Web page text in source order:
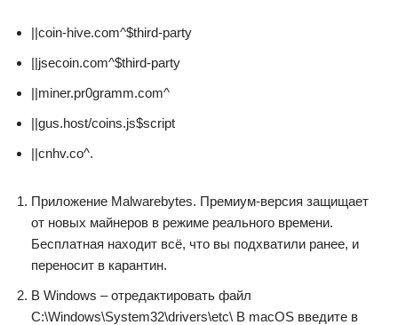
||coin-hive.com^$third-party
||jsecoin.com^$third-party
||miner.pr0gramm.com^
||gus.host/coins.js$script
||cnhv.co^.
Приложение Malwarebytes. Премиум-версия защищает
от новых майнеров в режиме реального времени.
Бесплатная находит всё, что вы подхватили ранее, и
переносит в карантин.
В Windows – отредактировать файл
C:\Windows\System32\drivers\etc\ В macOS введите в